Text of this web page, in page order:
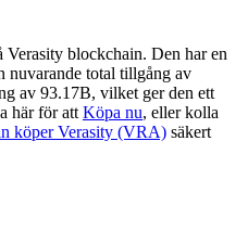
blockchain. Den har en
nuvarande total tillgång av
av 93.17B, vilket ger den ett
här för att Köpa nu, eller kolla
köper Verasity (VRA) säkert